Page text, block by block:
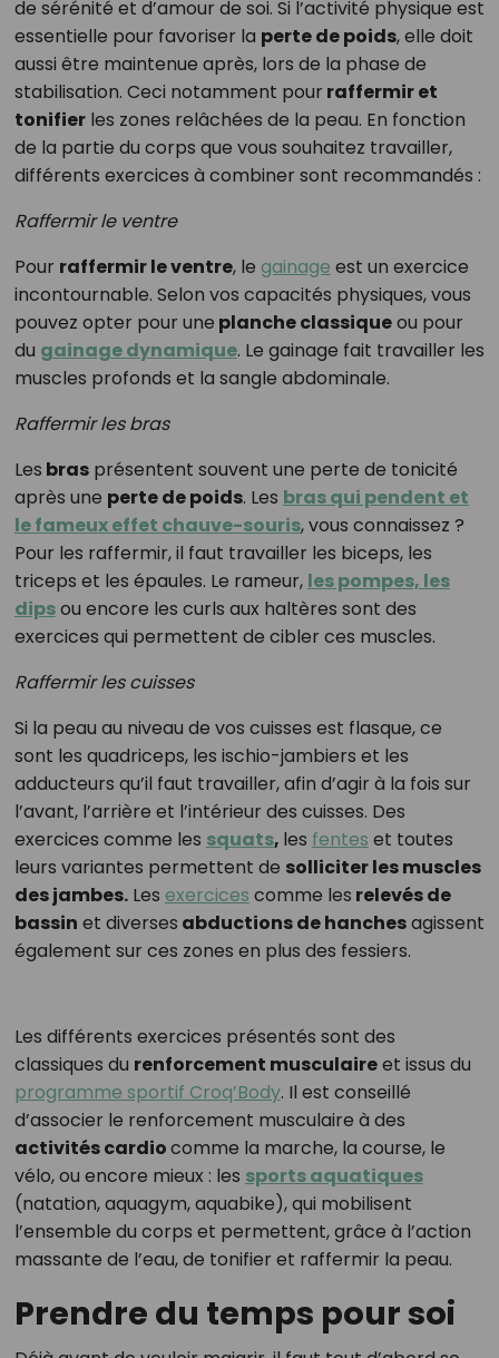
de sérénité et d’amour de soi. Si l’activité physique est
essentielle pour favoriser la perte de poids, elle doit
aussi être maintenue après, lors de la phase de
stabilisation. Ceci notamment pour raffermir et
tonifierles zones relâchées de la peau. En fonction
de la partie du corps que vous souhaitez travailler,
différents exercices à combiner sont recommandés :
Raffermir le ventre
Pour raffermir le ventre, le gainage est un exercice
incontournable. Selon vos capacités physiques, vous
pouvez opter pour une planche classiqueou pour
du gainage dynamique. Le gainage fait travailler les
muscles profonds et la sangle abdominale.
Raffermir les bras
Les brasprésentent souvent une perte de tonicité
après une perte de poids. Les bras qui pendent et
le fameux effet chauve-souris, vous connaissez ?
Pour les raffermir, il faut travailler les biceps, les
triceps et les épaules. Le rameur, les pompes, les
dipsou encore les curls aux haltères sont des
exercices qui permettent de cibler ces muscles.
Raffermir les cuisses
Si la peau au niveau de vos cuisses est flasque, ce
sont les quadriceps, les ischio-jambiers et les
adducteurs qu’il faut travailler, afin d’agir à la fois sur
l’avant, l’arrière et l’intérieur des cuisses. Des
exercices comme les squats, les fentes et toutes
leurs variantes permettent de solliciter les muscles
des jambes.Les exercices comme les relevés de
bassin et diverses abductions de hanchesagissent
également sur ces zones en plus des fessiers.
Les différents exercices présentés sont des
classiques du renforcement musculaireet issus du
programme sportif Croq’Body. Il est conseillé
d’associer le renforcement musculaire à des
activités cardiocomme la marche, la course, le
vélo, ou encore mieux : les sports aquatiques
(natation, aquagym, aquabike), qui mobilisent
l’ensemble du corps et permettent, grâce à l’action
massante de l’eau, de tonifier et raffermir la peau.
Prendre du temps pour soi